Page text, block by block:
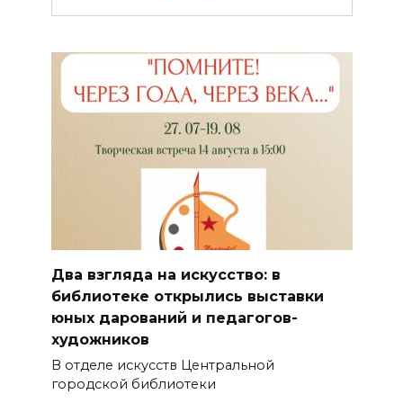
Два взгляда на искусство: в
библиотеке открылись выставки
юных дарований и педагогов-
художников
В отделе искусств Центральной
городской библиотеки